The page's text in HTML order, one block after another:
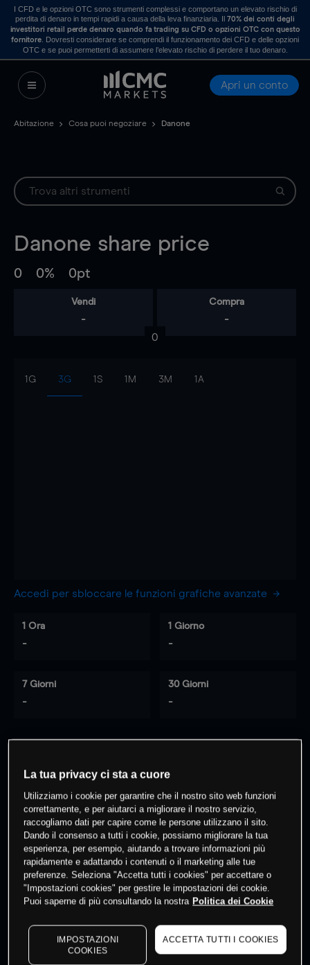
I CFD e le opzioni OTC sono strumenti complessi e comportano un elevato rischio di
perdita di denaro in tempi rapidi a causa della leva finanziaria. Il70% dei conti degli
investitori retail perde denaro quando fa trading su CFD o opzioni OTC con questo
fornitore . Dovresti considerare se comprendi il funzionamento dei CFD e delle opzioni
OTC e se puoi permetterti di assumere l’elevato rischio di perdere il tuo denaro.
Apri un conto
Abitazione Cosa puoi negoziare Danone
Danone share price
0 0% 0pt
Vendi
-
Compra
-
0
1G 3G 1S 1M 3M 1A
Accedi per sbloccare le funzioni grafiche avanzate
1 Ora
-
1 Giorno
-
7 Giorni
-
30 Giorni
-
questo prodotto
Fai trading
Log into see latest market data
La tua privacy ci sta a cuore
Utilizziamo i cookie per garantire che il nostro sito web funzioni
correttamente, e per aiutarci a migliorare il nostro servizio,
raccogliamo dati per capire come le persone utilizzano il sito.
Dando il consenso a tutti i cookie, possiamo migliorare la tua
esperienza, per esempio, aiutando a trovare informazioni più
rapidamente e adattando i contenuti o il marketing alle tue
preferenze. Seleziona "Accetta tutti i cookies" per accettare o
"Impostazioni cookies" per gestire le impostazioni dei cookie.
Puoi saperne di più consultando la nostra Politica dei Cookie
IMPOSTAZIONI
COOKIES
ACCETTA TUTTI I COOKIES